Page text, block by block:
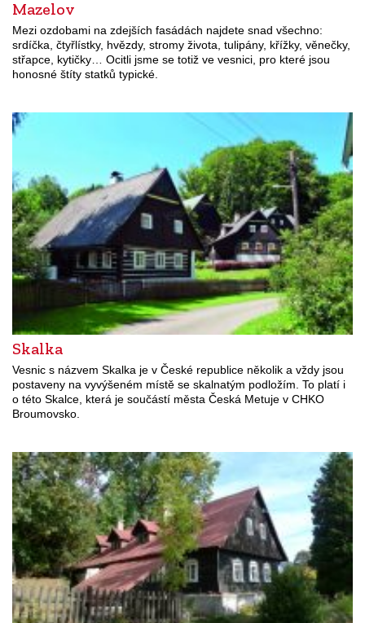
Mazelov
Mezi ozdobami na zdejších fasádách najdete snad všechno:
srdíčka, čtyřlístky, hvězdy, stromy života, tulipány, křížky, věnečky,
střapce, kytičky… Ocitli jsme se totiž ve vesnici, pro které jsou
honosné štíty statků typické.
Skalka
Vesnic s názvem Skalka je v České republice několik a vždy jsou
postaveny na vyvýšeném místě se skalnatým podložím. To platí i
o této Skalce, která je součástí města Česká Metuje v CHKO
Broumovsko.